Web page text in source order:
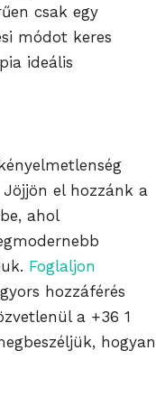
csak egy
módot keres
ideális
el hozzánk a
ahol
Foglaljon
hozzáférés
a +36 1
hogyan